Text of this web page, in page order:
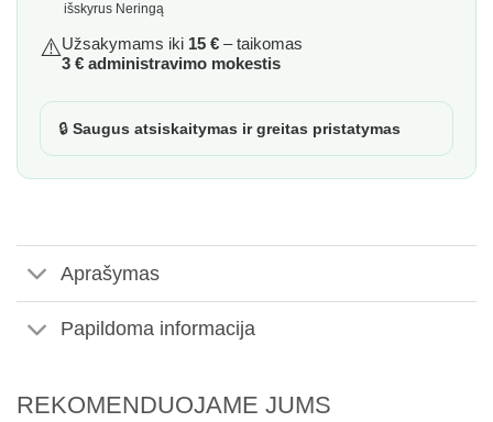
išskyrus Neringą
⚠️Užsakymams iki 15 € – taikomas
3 € administravimo mokestis
🔒 Saugus atsiskaitymas ir greitas pristatymas
Aprašymas
Papildoma informacija
REKOMENDUOJAME JUMS